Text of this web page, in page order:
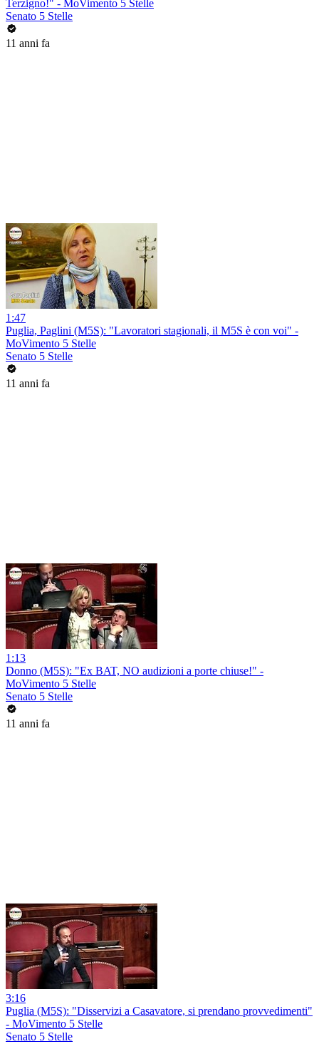
Terzigno!" - MoVimento 5 Stelle
Senato 5 Stelle
11 anni fa
1:47
Puglia, Paglini (M5S): "Lavoratori stagionali, il M5S è con voi" -
MoVimento 5 Stelle
Senato 5 Stelle
11 anni fa
1:13
Donno (M5S): "Ex BAT, NO audizioni a porte chiuse!" -
MoVimento 5 Stelle
Senato 5 Stelle
11 anni fa
3:16
Puglia (M5S): "Disservizi a Casavatore, si prendano provvedimenti"
- MoVimento 5 Stelle
Senato 5 Stelle